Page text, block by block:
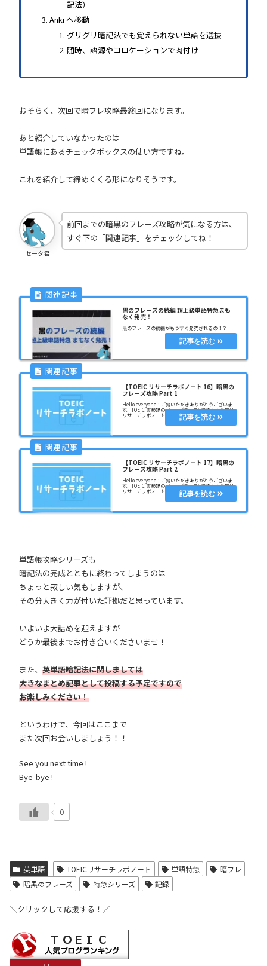
記法）
Anki へ移動
グリグリ暗記法でも覚えられない単語を選抜
随時、語源やコロケーションで肉付け
おそらく、次回で暗フレ攻略最終回になります。
あと紹介していなかったのは
単語帳にあるチェックボックスの使い方ですね。
これを紹介して締めくくる形になりそうです。
セータ君
前回までの暗黒のフレーズ攻略が気になる方は、
すぐ下の「関連記事」をチェックしてね！
黒のフレーズの続編 超上級単語特急まも
なく発売！
黒のフレーズの続編がもうすぐ発売されるの！？
【TOEIC リサーチラボノート 16】暗黒の
フレーズ攻略 Part 1
Hello everyone！ご覧いただきありがとうございま
す。TOEIC 実験記の Delph (デルフ) です！！今回は
リサーチラボノートと題して自分が英語で疑問に感
じたことや自分がやったことの記録を書いていこう
と思います！それでは、始
【TOEIC リサーチラボノート 17】暗黒の
フレーズ攻略 Part 2
Hello everyone！ご覧いただきありがとうございま
す。TOEIC 実験記の Delph (デルフ) です！！今回は
リサーチラボノートと題して自分が英語で疑問に感
じたことや自分がやったことの記録を書いていこう
と思います！それでは、始
単語帳攻略シリーズも
暗記法の完成とともに終わってしまうのは
ちょっと寂しい気もしますが、
その分大きく力が付いた証拠だと思っています。
いよいよ大詰めを迎えますが
どうか最後までお付き合いくださいませ！
また、 英単語暗記法に関しましては
大きなまとめ記事として投稿する予定ですので
お楽しみください！
というわけで、今回はここまで
また次回お会いしましょう！！
See you next time !
Bye-bye !
0
英単語 TOEICリサーチラボノート 単語特急
暗フレ
暗黒のフレーズ
特急シリーズ 記録
＼クリックして応援する！／